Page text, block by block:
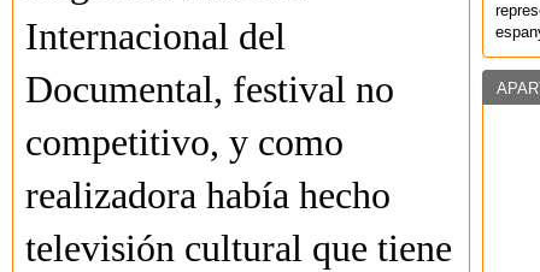
Internacional del
Documental, festival no
competitivo, y como
realizadora había hecho
televisión cultural que tiene